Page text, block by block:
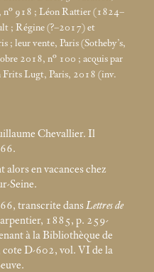
918 ; Léon Rattier (1824–
; Régine (?–2017) et
; leur vente, Paris (Sotheby’s,
2018, n° 100 ; acquis par
Lugt, Paris, 2018 (inv.
Chevallier. Il
en vacances chez
Seine.
transcrite dansLettres de
1885, p. 259-
à la Bibliothèque de
D-602, vol. VI de la